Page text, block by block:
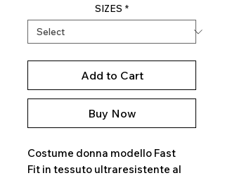
SIZES *
Add to Cart
Buy Now
Costume donna modello Fast
Fit in tessuto ultraresistente al